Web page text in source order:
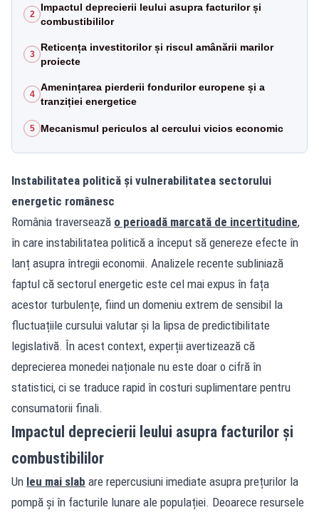
2
Impactul deprecierii leului asupra facturilor și
combustibililor
3
Reticența investitorilor și riscul amânării marilor
proiecte
4
Amenințarea pierderii fondurilor europene și a
tranziției energetice
5 Mecanismul periculos al cercului vicios economic
Instabilitatea politică și vulnerabilitatea sectorului
energetic românesc
România traversează o perioadă marcată de incertitudine,
în care instabilitatea politică a început să genereze efecte în
lanț asupra întregii economii. Analizele recente subliniază
faptul că sectorul energetic este cel mai expus în fața
acestor turbulențe, fiind un domeniu extrem de sensibil la
fluctuațiile cursului valutar și la lipsa de predictibilitate
legislativă. În acest context, experții avertizează că
deprecierea monedei naționale nu este doar o cifră în
statistici, ci se traduce rapid în costuri suplimentare pentru
consumatorii finali.
Impactul deprecierii leului asupra facturilor și
combustibililor
Un leu mai slab are repercusiuni imediate asupra prețurilor la
pompă și în facturile lunare ale populației. Deoarece resursele